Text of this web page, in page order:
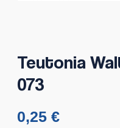
Teutonia
073
0,25 €